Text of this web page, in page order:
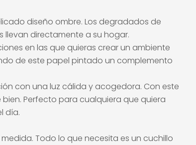
diseño ombre. Los degradados de
llevan directamente a su hogar.
en las que quieras crear un ambiente
de este papel pintado un complemento
con una luz cálida y acogedora. Con este
Perfecto para cualquiera que quiera
día.
Todo lo que necesita es un cuchillo